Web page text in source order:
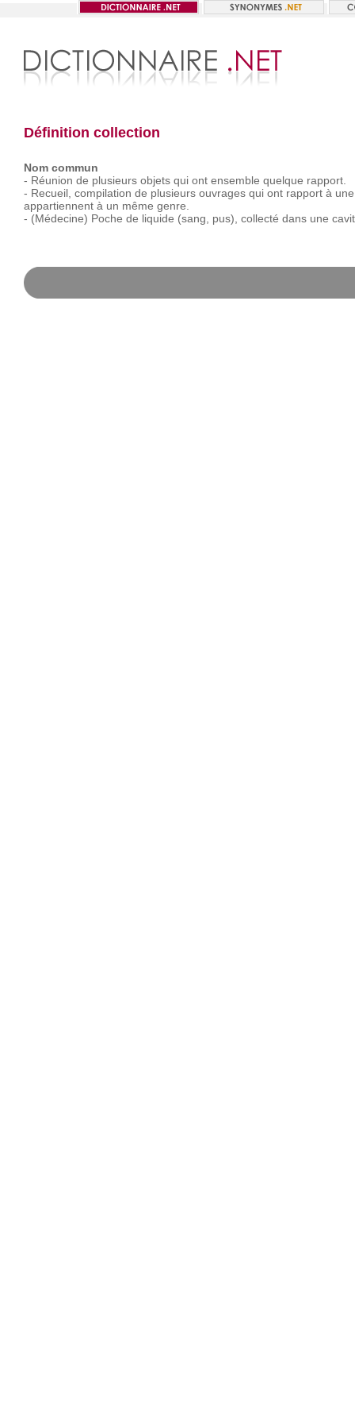
Définition collection
Nom commun
- Réunion de plusieurs objets qui ont ensemble quelque rapport.
- Recueil, compilation de plusieurs ouvrages qui ont rapport à une
appartiennent à un même genre.
- (Médecine) Poche de liquide (sang, pus), collecté dans une